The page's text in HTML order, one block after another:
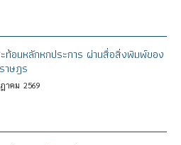
ท้อนหลักหกประการ ผ่านสื่อสิ่งพิมพ์ของ
ษฎร
าคม 2569